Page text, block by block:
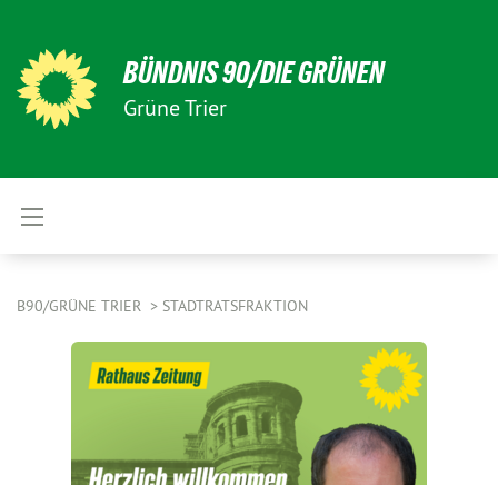
BÜNDNIS 90/DIE GRÜNEN
Grüne Trier
B90/GRÜNE TRIER STADTRATSFRAKTION